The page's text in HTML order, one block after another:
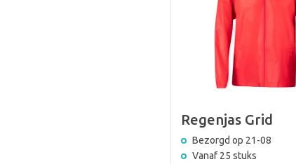
Regenjas Grid
Bezorgd op 21-08
Vanaf 25 stuks